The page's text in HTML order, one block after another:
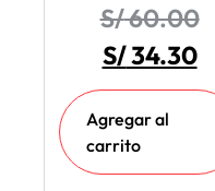
S/60.00
S/34.30
Agregar al
carrito